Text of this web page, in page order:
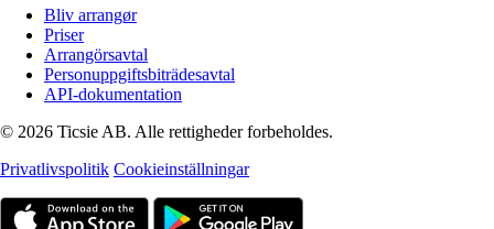
Bliv arrangør
Priser
Arrangörsavtal
Personuppgiftsbiträdesavtal
API-dokumentation
© 2026 Ticsie AB. Alle rettigheder forbeholdes.
Privatlivspolitik Cookieinställningar